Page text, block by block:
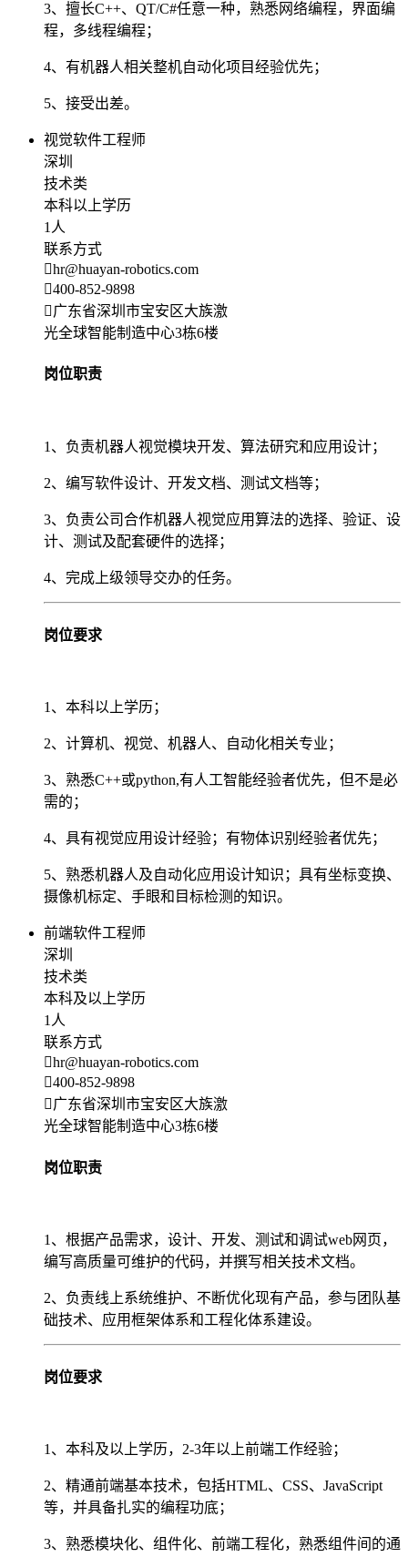
3、擅长C++、QT/C#任意一种，熟悉网络编程，界面编
程，多线程编程；
4、有机器人相关整机自动化项目经验优先；
5、接受出差。
视觉软件工程师
深圳
技术类
本科以上学历
1人
联系方式
hr@huayan-robotics.com
400-852-9898
广东省深圳市宝安区大族激
光全球智能制造中心3栋6楼
岗位职责
1、负责机器人视觉模块开发、算法研究和应用设计；
2、编写软件设计、开发文档、测试文档等；
3、负责公司合作机器人视觉应用算法的选择、验证、设
计、测试及配套硬件的选择；
4、完成上级领导交办的任务。
岗位要求
1、本科以上学历；
2、计算机、视觉、机器人、自动化相关专业；
3、熟悉C++或python,有人工智能经验者优先，但不是必
需的；
4、具有视觉应用设计经验；有物体识别经验者优先；
5、熟悉机器人及自动化应用设计知识；具有坐标变换、
摄像机标定、手眼和目标检测的知识。
前端软件工程师
深圳
技术类
本科及以上学历
1人
联系方式
hr@huayan-robotics.com
400-852-9898
广东省深圳市宝安区大族激
光全球智能制造中心3栋6楼
岗位职责
1、根据产品需求，设计、开发、测试和调试web网页，
编写高质量可维护的代码，并撰写相关技术文档。
2、负责线上系统维护、不断优化现有产品，参与团队基
础技术、应用框架体系和工程化体系建设。
岗位要求
1、本科及以上学历，2-3年以上前端工作经验；
2、精通前端基本技术，包括HTML、CSS、JavaScript
等，并具备扎实的编程功底；
3、熟悉模块化、组件化、前端工程化，熟悉组件间的通